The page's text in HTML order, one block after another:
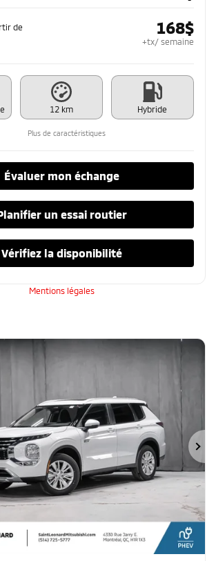
de 168$
+tx/ semaine
12 km Hybride
Plus de caractéristiques
Évaluer mon échange
un essai routier
Vérifiez la disponibilité
Mentions légales